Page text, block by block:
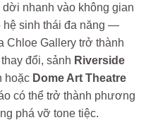
nhanh vào không gian
hệ sinh thái đa năng —
Chloe Gallery trở thành
đổi, sảnh Riverside
hoặc Dome Art Theatre
có thể trở thành phương
phá vỡ tone tiệc.